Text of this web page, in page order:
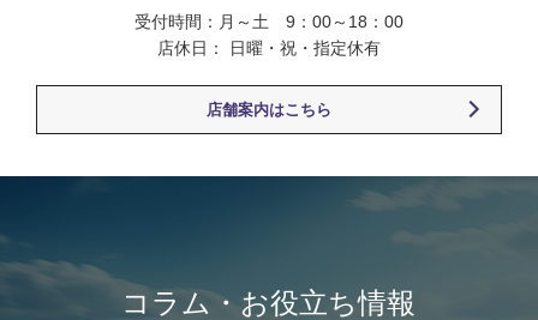
受付時間：月～土 9：00～18：00
店休日： 日曜・祝・指定休有
店舗案内はこちら
コラム・お役立ち情報